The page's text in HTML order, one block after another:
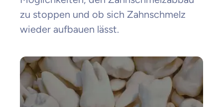
zu stoppen und ob sich Zahnschmelz
wieder aufbauen lässt.